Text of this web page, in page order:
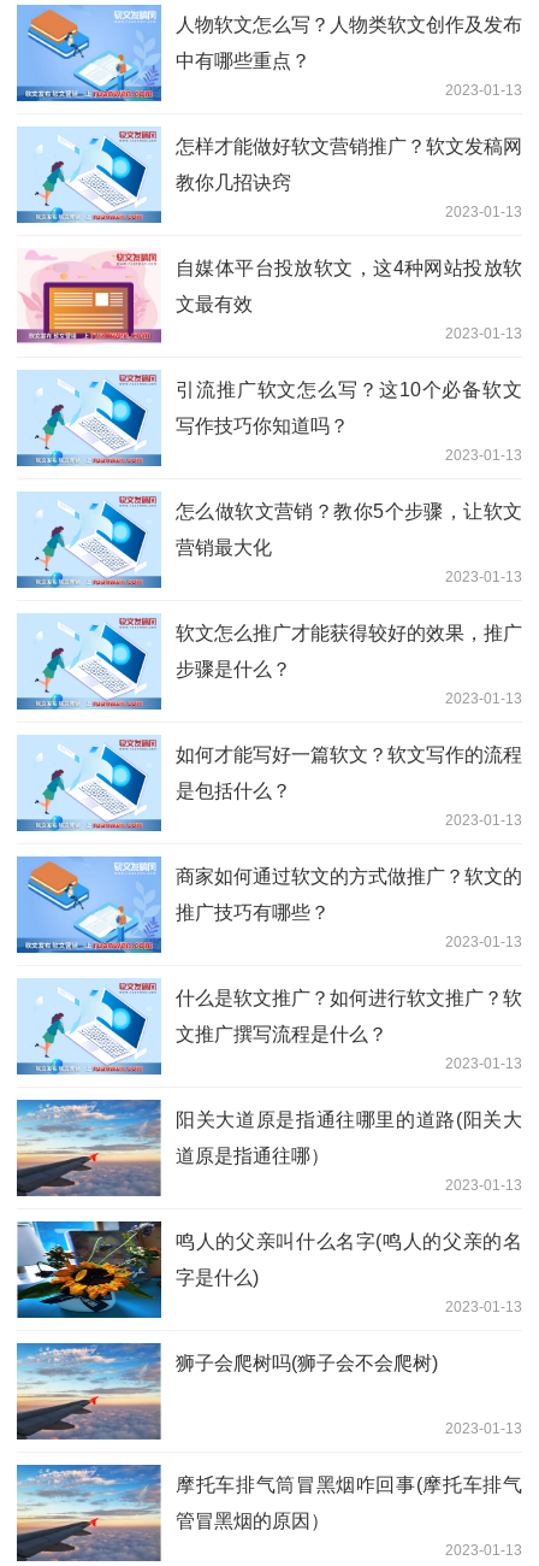
人物软文怎么写？人物类软文创作及发布
中有哪些重点？
2023-01-13
怎样才能做好软文营销推广？软文发稿网
教你几招诀窍
2023-01-13
自媒体平台投放软文，这4种网站投放软
文最有效
2023-01-13
引流推广软文怎么写？这10个必备软文
写作技巧你知道吗？
2023-01-13
怎么做软文营销？教你5个步骤，让软文
营销最大化
2023-01-13
软文怎么推广才能获得较好的效果，推广
步骤是什么？
2023-01-13
如何才能写好一篇软文？软文写作的流程
是包括什么？
2023-01-13
商家如何通过软文的方式做推广？软文的
推广技巧有哪些？
2023-01-13
什么是软文推广？如何进行软文推广？软
文推广撰写流程是什么？
2023-01-13
阳关大道原是指通往哪里的道路(阳关大
道原是指通往哪）
2023-01-13
鸣人的父亲叫什么名字(鸣人的父亲的名
字是什么)
2023-01-13
狮子会爬树吗(狮子会不会爬树)
2023-01-13
摩托车排气筒冒黑烟咋回事(摩托车排气
管冒黑烟的原因）
2023-01-13